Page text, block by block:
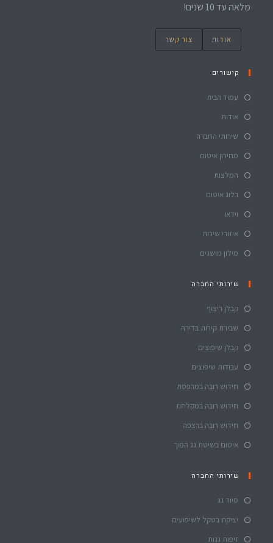
מלאה עד 10 שנים!
אודות צור קשר
קישורים
עמוד הבית
אודות
שירותי החברה
מחירון איטום
המלצות
בלוג איטום
וידאו
איזורי שירות
מילון מושגים
שירותי החברה
קבלן ריצוף
שבירת קירות בדירה
קבלן שיפוצים
עבודות שיפוצים
חידוש רובה במרפסת
חידוש רובה במקלחת
חידוש רובה ברצפה
איטום בשיטת גג הפוך
שירותי החברה
סיוד גג
יציקת בטקל לשיפועים
זיפות גגות